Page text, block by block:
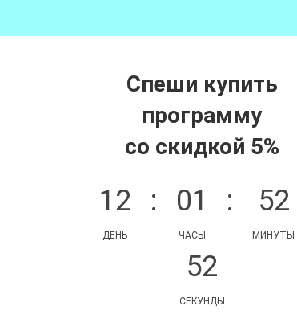
Спеши купить
программу
со скидкой 5%
12
ДЕНЬ
: 01
ЧАСЫ
: 52
МИНУТЫ
52
СЕКУНДЫ